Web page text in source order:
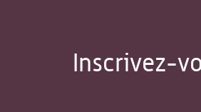
Inscrivez-